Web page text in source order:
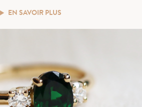
EN SAVOIR PLUS